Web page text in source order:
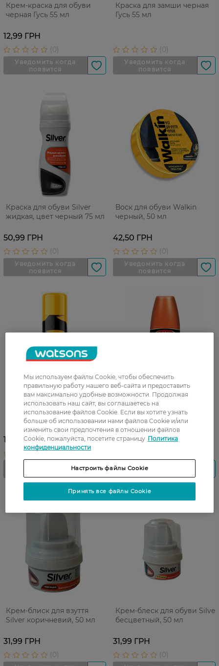
Крем-краска для обуви
черная Гусь 55 мл
12,99 ГРН
Краска для замши черная
Гусь 55 мл
Краска для обуви Silver
жидкая, цвет черный 75 мл
50,99 ГРН
Воск для обуви Walkin
черный, 50 мл
42,50 ГРН
Краска спрей Walkin для
восстановления замши и
нубука Черная 250 мл
118,99 ГРН
Крем-блеск жидкий для
обуви Vilo Черный 80 мл
37,99 ГРН
Крем-блиск для взуття
Silver коричневий, 50 мл
31,99 ГРН
Крем-блеск для обуви Silver
бесцветный, 50 мл
31,99 ГРН
Мы используем файлы Cookie, чтобы обеспечить
правильную работу нашего веб-сайта и предоставить
вам максимально удобные возможности. Продолжая
использовать наш сайт, вы соглашаетесь на
использование файлов Cookie. Если вы хотите узнать
больше об использовании нами файлов Cookie и/или
изменить свои предпочтения в отношении файлов
Cookie, пожалуйста, посетите страницу Политика
конфиденциальности
Настроить файлы Cookie
Принять все файлы Cookie